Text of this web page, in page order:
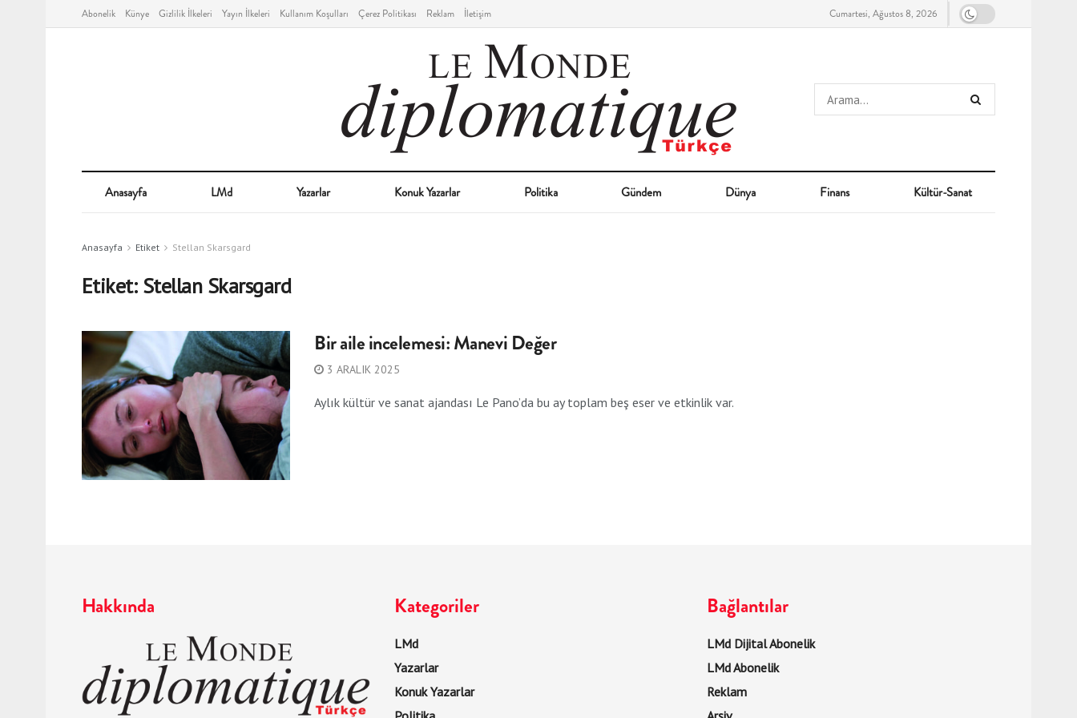
Abonelik Künye Gizlilik İlkeleri Yayın İlkeleri Kullanım Koşulları Çerez Politikası Reklam İletişim Cumartesi, Ağustos 8, 2026
Anasayfa LMd Yazarlar Konuk Yazarlar Politika Gündem Dünya Finans Kültür-Sanat
Anasayfa Etiket Stellan Skarsgard
Etiket: Stellan Skarsgard
Bir aile incelemesi: Manevi Değer
3 ARALIK 2025
Aylık kültür ve sanat ajandası Le Pano’da bu ay toplam beş eser ve etkinlik var.
Hakkında Kategoriler
LMd
Yazarlar
Konuk Yazarlar
Bağlantılar
LMd Dijital Abonelik
LMd Abonelik
Reklam